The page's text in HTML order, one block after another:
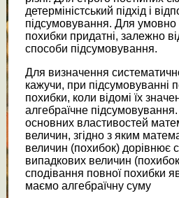
детерміністський підхід і
підсумовування. Для умовно
похибки придатні, залежно
способи підсумовування.
Для визначення
кажучи, при підсумовуванні
похибки, коли відомі їх
алгебраїчне
основних властивостей
величин, згідно з яким
величин (похибок) дорівнює
випадкових величин
сподівання повної похибки
маємо алгебраїчну суму